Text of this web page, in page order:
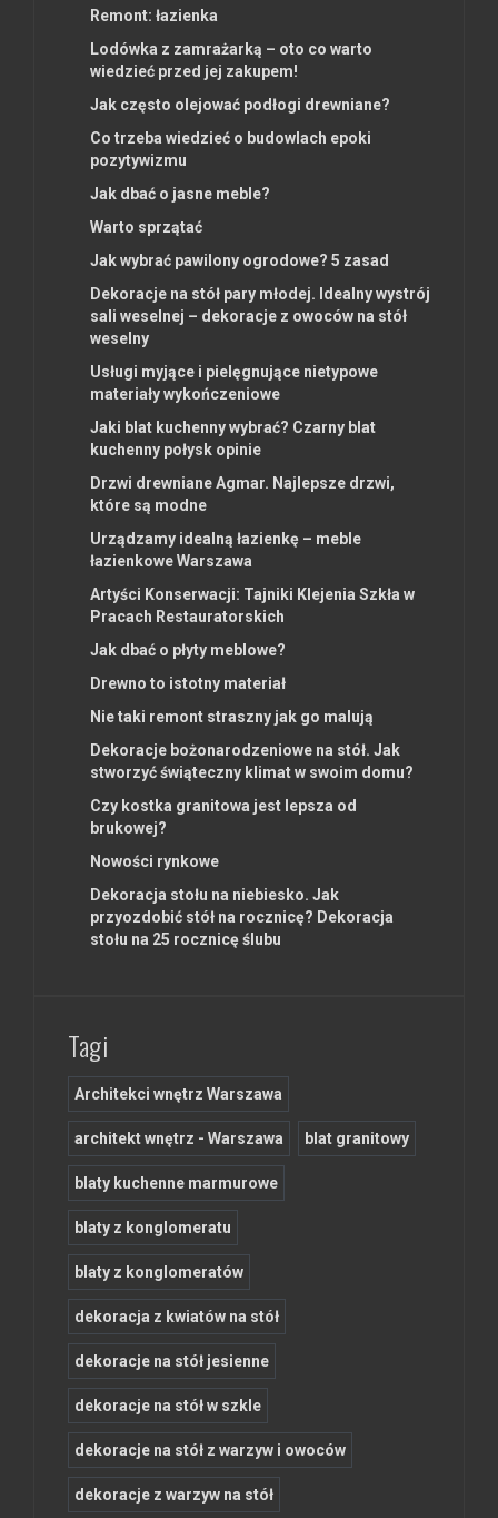
Remont: łazienka
Lodówka z zamrażarką – oto co warto
wiedzieć przed jej zakupem!
Jak często olejować podłogi drewniane?
Co trzeba wiedzieć o budowlach epoki
pozytywizmu
Jak dbać o jasne meble?
Warto sprzątać
Jak wybrać pawilony ogrodowe? 5 zasad
Dekoracje na stół pary młodej. Idealny wystrój
sali weselnej – dekoracje z owoców na stół
weselny
Usługi myjące i pielęgnujące nietypowe
materiały wykończeniowe
Jaki blat kuchenny wybrać? Czarny blat
kuchenny połysk opinie
Drzwi drewniane Agmar. Najlepsze drzwi,
które są modne
Urządzamy idealną łazienkę – meble
łazienkowe Warszawa
Artyści Konserwacji: Tajniki Klejenia Szkła w
Pracach Restauratorskich
Jak dbać o płyty meblowe?
Drewno to istotny materiał
Nie taki remont straszny jak go malują
Dekoracje bożonarodzeniowe na stół. Jak
stworzyć świąteczny klimat w swoim domu?
Czy kostka granitowa jest lepsza od
brukowej?
Nowości rynkowe
Dekoracja stołu na niebiesko. Jak
przyozdobić stół na rocznicę? Dekoracja
stołu na 25 rocznicę ślubu
Tagi
Architekci wnętrz Warszawa
architekt wnętrz - Warszawa blat granitowy
blaty kuchenne marmurowe
blaty z konglomeratu
blaty z konglomeratów
dekoracja z kwiatów na stół
dekoracje na stół jesienne
dekoracje na stół w szkle
dekoracje na stół z warzyw i owoców
dekoracje z warzyw na stół